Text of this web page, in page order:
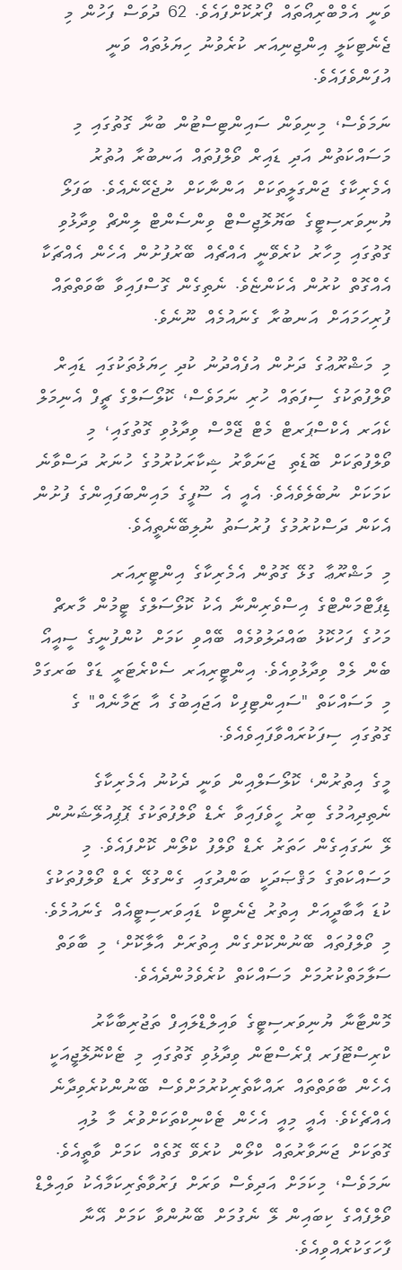
ވަނީ އެމްބްރިއޯތައް ފޯރުކޮށްފައެވެ. 62 ދުވަސް ފަހުން މި
ޖެނެޓިކަލީ އިންޖިނިއަރ ކުރެވުނު ހިޔަޅުތައް ވަނީ
އުފަންވެފައެވެ.
ނަމަވެސް، މިނިވަން ސައިންޓިސްޓުން ބުނާ ގޮތުގައި މި
މަސައްކަތުން އަދި ޑައިރް ވޯލްފުތައް އަނބުރާ އުތުރު
އެމެރިކާގެ ޖަންގަލީތަކަށް އަންނާކަށް ނުޖެހޭނެއެވެ. ބަފަލޯ
ޔުނިވަރސިޓީގެ ބަޔޮލޮޖިސްޓް ވިންސެންޓް ލިންޗް ވިދާޅުވި
ގޮތުގައި މިހާރު ކުރެވޭނީ އެއްޗެއް ބޭރުފުށުން އެހެން އެއްޗަކާ
އެއްގޮތް ކުރުން އެކަންޏެވެ. ނެތިގެން ގޮސްފައިވާ ބާވަތްތައް
ފުރިހަމައަށް އަނބުރާ ގެނައުމެއް ނޫނެވެ.
މި މަޝްރޫޢުގެ ދަށުން އުފެއްދުނު ކުދި ހިޔަޅުތަކުގައި ޑައިރް
ވޯލްފުތަކުގެ ސިފަތައް ހުރި ނަމަވެސް، ކޮލޯސަލްގެ ޗީފް އެނިމަލް
ކެއަރ އެކްސްޕަރޓް މެޓް ޖޭމްސް ވިދާޅުވި ގޮތުގައި، މި
ވޯލްފުތަކަށް ބޮޑެތި ޖަނަވާރު ޝިކާރަކުރުމުގެ ހުނަރު ދަސްވާނެ
ކަމަކަށް ނުބެލެވެއެވެ. އެއީ އެ ސޫފީގެ މައިންބަފައިންގެ ފުށުން
އެކަން ދަސްކުރުމުގެ ފުރުސަތު ނުލިބޭނެތީއެވެ.
މި މަޝްރޫޢާ ގުޅޭ ގޮތުން އެމެރިކާގެ އިންޓީރިއަރ
ޑިޕާޓްމަންޓްގެ އިސްވެރިންނާ އެކު ކޮލޯސަލްގެ ޓީމުން މާރޗް
މަހުގެ ފަހުކޮޅު ބައްދަލުވުމެއް ބޭއްވި ކަމަށް ކުންފުނީގެ ސީއީއޯ
ބެން ލެމް ވިދާޅުވިއެވެ. އިންޓީރިއަރ ސެކްރެޓަރީ ޑަގް ބަރގަމް
މި މަސައްކަތް "ސައިންޓިފިކް އަޖައިބުގެ އާ ޒަމާނެއް" ގެ
ގޮތުގައި ސިފަކުރައްވާފައިވެއެވެ.
މީގެ އިތުރުން، ކޮލޯސަލްއިން ވަނީ ދެކުނު އެމެރިކާގެ
ނެތިދިއުމުގެ ބިރު ހީވެފައިވާ ރެޑް ވޯލްފުތަކުގެ ޕޮޕިއުލޭޝަނުން
ލޭ ނަގައިގެން ހަތަރު ރެޑް ވޯލްފު ކްލޯން ކޮށްފައެވެ. މި
މަސައްކަތުގެ މަޤްޞަދަކީ ބަންދުގައި ގެންގުޅޭ ރެޑް ވޯލްފުތަކުގެ
ކުޑަ އާބާދީއަށް އިތުރު ޖެނެޓިކް ޑައިވަރސިޓީއެއް ގެނައުމެވެ.
މި ވޯލްފުތައް ބޭނުންކޮށްގެން އިތުރަށް އާލާކޮށް، މި ބާވަތް
ސަލާމަތްކުރުމަށް މަސައްކަތް ކުރެވެމުންދެއެވެ.
މޮންޓާނާ ޔުނިވަރސިޓީގެ ވައިލްޑްލައިފް ތަޖުރިބާކާރު
ކްރިސްޓޮފަރ ޕްރެސްޓަން ވިދާޅުވި ގޮތުގައި މި ޓެކްނޮލޮޖީއަކީ
އެހެން ބާވަތްތައް ރައްކާތެރިކުރުމަށްވެސް ބޭނުންކުރެވިދާނެ
އެއްޗެކެވެ. އެއީ މިއީ އެހެން ޓެކްނިކްތަކަށްވުރެ މާ ލުއި
ގޮތަކަށް ޖަނަވާރުތައް ކްލޯން ކުރެވޭ ގޮތެއް ކަމަށް ވާތީއެވެ.
ނަމަވެސް، މިކަމަށް އަދިވެސް ވަރަށް ފަރުވާތެރިކަމާއެކު ވައިލްޑް
ވޯލްފެއްގެ ކިބައިން ލޭ ނެގުމަށް ބޭނުންވާ ކަމަށް އޭނާ
ފާހަގަކުރެއްވިއެވެ.